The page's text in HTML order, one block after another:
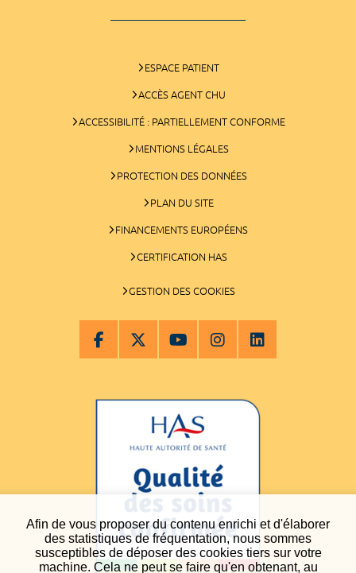
Afin de vous proposer du contenu enrichi et d'élaborer
des statistiques de fréquentation, nous sommes
susceptibles de déposer des cookies tiers sur votre
machine. Cela ne peut se faire qu'en obtenant, au
ESPACE PATIENT
ACCÈS AGENT CHU
ACCESSIBILITÉ : PARTIELLEMENT CONFORME
MENTIONS LÉGALES
PROTECTION DES DONNÉES
PLAN DU SITE
FINANCEMENTS EUROPÉENS
CERTIFICATION HAS
GESTION DES COOKIES